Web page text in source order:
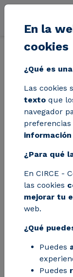
Pasar al contenido
Blog
cómo
requisitos
En la
cookies
¿Qué es
Las cookies
texto que
navegador
¿Para qué
En CIRCE -
las cookies
mejorar tu
web.
¿Qué
Puedes
Puedes